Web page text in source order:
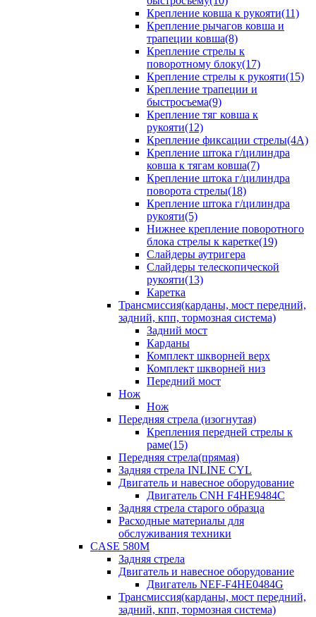
Крепление ковша к рукояти(11)
Крепление рычагов ковша и
трапеции ковша(8)
Крепление стрелы к
поворотному блоку(17)
Крепление стрелы к рукояти(15)
Крепление трапеции и
быстросъема(9)
Крепление тяг ковша к
рукояти(12)
Крепление фиксации стрелы(4A)
Крепление штока г/цилиндра
ковша к тягам ковша(7)
Крепление штока г/цилиндра
поворота стрелы(18)
Крепление штока г/цилиндра
рукояти(5)
Нижнее крепление поворотного
блока стрелы к каретке(19)
Слайдеры аутригера
Слайдеры телескопической
рукояти(13)
Каретка
Трансмиссия(карданы, мост передний,
задний, кпп, тормозная система)
Задний мост
Карданы
Комплект шкворней верх
Комплект шкворней низ
Передний мост
Нож
Нож
Передняя стрела (изогнутая)
Крепления передней стрелы к
раме(15)
Передняя стрела(прямая)
Задняя стрела INLINE CYL
Двигатель и навесное оборудование
Двигатель CNH F4HE9484C
Задняя стрела старого образца
Расходные материалы для
обслуживания техники
CASE 580M
Задняя стрела
Двигатель и навесное оборудование
Двигатель NEF-F4HE0484G
Трансмиссия(карданы, мост передний,
задний, кпп, тормозная система)